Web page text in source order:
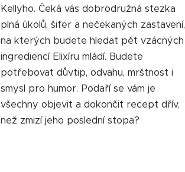
Kellyho. Čeká vás dobrodružná stezka
plná úkolů, šifer a nečekaných zastavení,
na kterých budete hledat pět vzácných
ingrediencí Elixíru mládí. Budete
potřebovat důvtip, odvahu, mrštnost i
smysl pro humor. Podaří se vám je
všechny objevit a dokončit recept dřív,
než zmizí jeho poslední stopa?